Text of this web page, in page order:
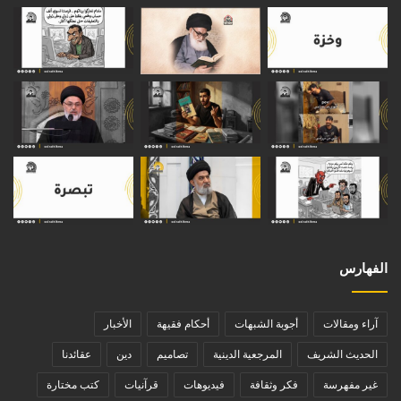
الفهارس
آراء ومقالات أجوبة الشبهات أحكام فقيهة الأخبار
الحديث الشريف المرجعية الدينية تصاميم دين عقائدنا
غير مفهرسة فكر وثقافة فيديوهات قرآنيات كتب مختارة